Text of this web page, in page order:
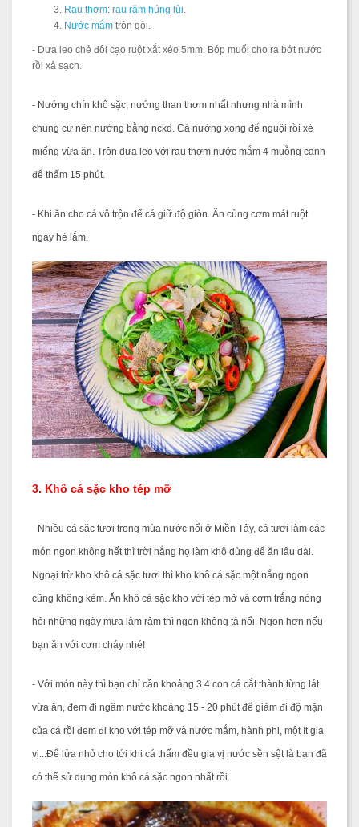
Rau thơm: rau răm húng lủi
Nước mắm trộn gỏi.
- Dưa leo chẻ đôi cạo ruột xắt xéo 5mm. Bóp muối cho ra bớt nước
rồi xả sạch.
- Nướng chín khô sặc, nướng than thơm nhất nhưng nhà mình
chung cư nên nướng bằng nckd. Cá nướng xong để nguội rồi xé
miếng vừa ăn. Trộn dưa leo với rau thơm nước mắm 4 muỗng canh
để thấm 15 phút.
- Khi ăn cho cá vô trộn để cá giữ độ giòn. Ăn cùng cơm mát ruột
ngày hè lắm.
3. Khô cá sặc kho tép mỡ
- Nhiều cá sặc tươi trong mùa nước nổi ở Miền Tây, cá tươi làm các
món ngon không hết thì trời nắng họ làm khô dùng để ăn lâu dài.
Ngoại trừ kho khô cá sặc tươi thì kho khô cá sặc một nắng ngon
cũng không kém. Ăn khô cá sặc kho với tép mỡ và cơm trắng nóng
hỏi những ngày mưa lâm râm thì ngon không tả nổi. Ngon hơn nếu
bạn ăn với cơm cháy nhé!
- Với món này thì bạn chỉ cần khoảng 3 4 con cá cắt thành từng lát
vừa ăn, đem đi ngâm nước khoảng 15 - 20 phút để giảm đi độ mặn
của cá rồi đem đi kho với tép mỡ và nước mắm, hành phi, một ít gia
vị...Để lửa nhỏ cho tới khi cá thấm đều gia vị nước sền sệt là bạn đã
có thể sử dụng món khô cá sặc ngon nhất rồi.